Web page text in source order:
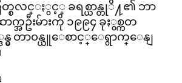
တ္စလင္ႏွင့္ ခရစ္ယာန္တုိ႔၏ ဘာ
အဦးမ်ားကို ၁၉၉၄ ခုႏွစ္ကတ
မွ တာ၀န္ယူေစာင့္ေရွာက္ေနျ